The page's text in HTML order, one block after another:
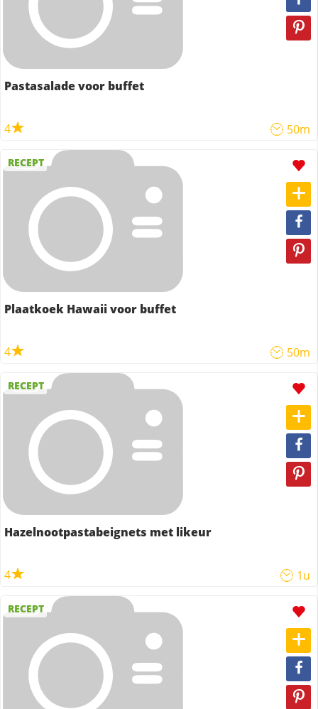
Pastasalade voor buffet
4 50m
RECEPT
Plaatkoek Hawaii voor buffet
4 50m
RECEPT
Hazelnootpastabeignets met likeur
4 1u
RECEPT